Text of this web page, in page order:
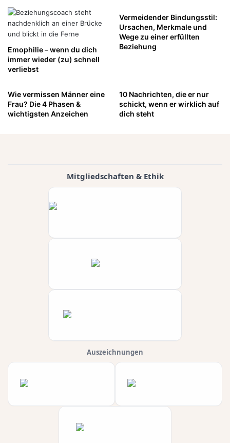
Emophilie – wenn du dich
immer wieder (zu) schnell
verliebst
Vermeidender Bindungsstil:
Ursachen, Merkmale und
Wege zu einer erfüllten
Beziehung
Wie vermissen Männer eine
Frau? Die 4 Phasen &
wichtigsten Anzeichen
10 Nachrichten, die er nur
schickt, wenn er wirklich auf
dich steht
Mitgliedschaften & Ethik
Auszeichnungen